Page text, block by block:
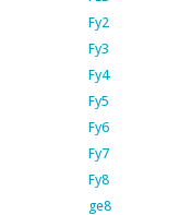
Fy2
Fy3
Fy4
Fy5
Fy6
Fy7
Fy8
ge8